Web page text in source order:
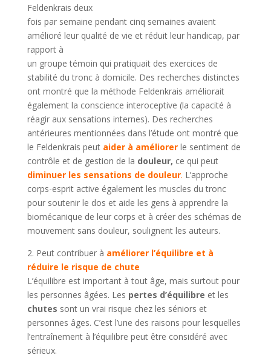
Feldenkrais deux
fois par semaine pendant cinq semaines avaient
amélioré leur qualité de vie et réduit leur handicap, par
rapport à
un groupe témoin qui pratiquait des exercices de
stabilité du tronc à domicile. Des recherches distinctes
ont montré que la méthode Feldenkrais améliorait
également la conscience interoceptive (la capacité à
réagir aux sensations internes). Des recherches
antérieures mentionnées dans l’étude ont montré que
le Feldenkrais peut aider à améliorerle sentiment de
contrôle et de gestion de la douleur, ce qui peut
diminuer les sensations de douleur. L’approche
corps-esprit active également les muscles du tronc
pour soutenir le dos et aide les gens à apprendre la
biomécanique de leur corps et à créer des schémas de
mouvement sans douleur, soulignent les auteurs.
2. Peut contribuer à améliorer l’équilibre et à
réduire le risque de chute
L’équilibre est important à tout âge, mais surtout pour
les personnes âgées. Les pertes d’équilibre et les
chutes sont un vrai risque chez les séniors et
personnes âges. C’est l’une des raisons pour lesquelles
l’entraînement à l’équilibre peut être considéré avec
sérieux.